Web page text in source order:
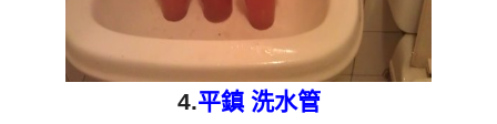
4.平鎮 洗水管